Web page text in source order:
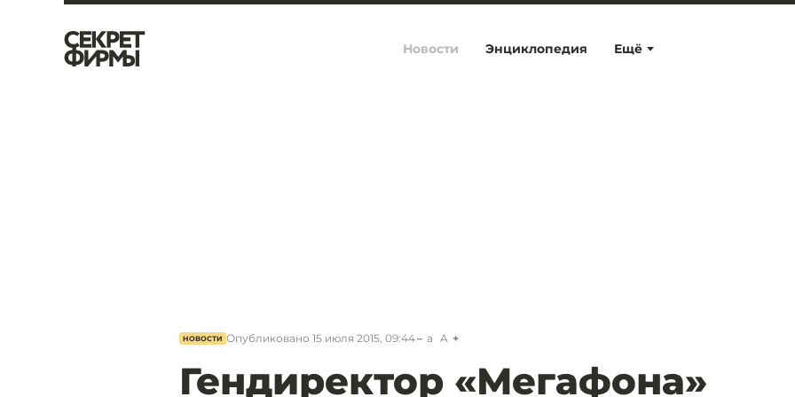
Ещё
Новости Энциклопедия
НОВОСТИ Опубликовано 15 июля 2015, 09:44 a A
Гендиректор «Мегафона»